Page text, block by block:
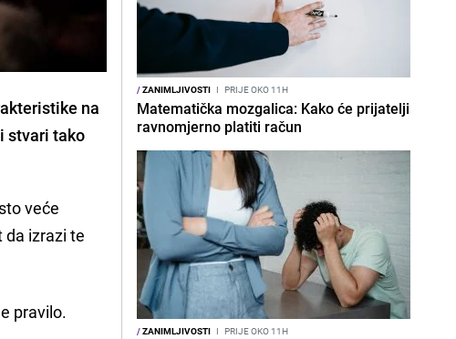
na
stvari tako
veće
da izrazi te
pravilo.
/ZANIMLJIVOSTI I PRIJE OKO 11H
Matematička mozgalica: Kako će prijatelji
ravnomjerno platiti račun
/ZANIMLJIVOSTI I PRIJE OKO 11H